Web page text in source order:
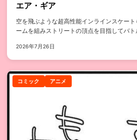
エア・ギア
空を飛ぶような超高性能インラインスケー
ームを組みストリートの頂点を目指してバ
2026年7月26日
コミック アニメ